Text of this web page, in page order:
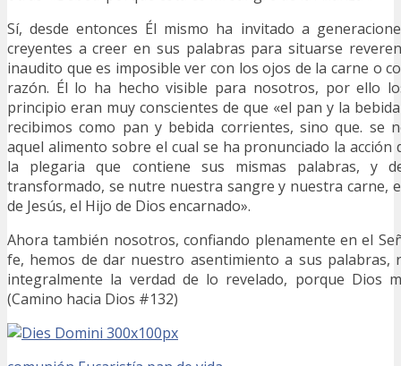
Sí, desde entonces Él mismo ha invitado a
creyentes a creer en sus palabras para situarse
inaudito que es imposible ver con los ojos de la carne o
razón. Él lo ha hecho visible para nosotros, por ello
principio eran muy conscientes de que «el pan y la
recibimos como pan y bebida corrientes, sino que. se
aquel alimento sobre el cual se ha pronunciado la acción
la plegaria que contiene sus mismas palabras, y
transformado, se nutre nuestra sangre y nuestra carne,
de Jesús, el Hijo de Dios encarnado».
Ahora también nosotros, confiando plenamente en el
fe, hemos de dar nuestro asentimiento a sus palabras,
integralmente la verdad de lo revelado, porque Dios
(Camino hacia Dios #132)